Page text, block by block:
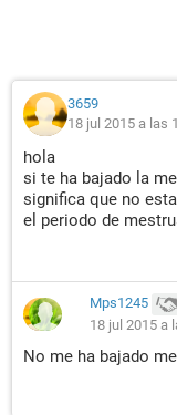
3659
18 jul 2015 a las
hola
si te ha bajado la
significa que no
el periodo de
Mps1245
18 jul 2015 a
No me ha bajado